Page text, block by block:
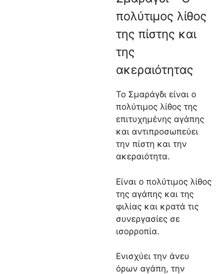
πολύτιμος λίθος
της πίστης και
της
ακεραιότητας
Το Σμαράγδι είναι ο
πολύτιμος λίθος της
επιτυχημένης αγάπης
και αντιπροσωπεύει
την πίστη και την
ακεραιότητα.
Είναι ο πολύτιμος λίθος
της αγάπης και της
φιλίας και κρατά τις
συνεργασίες σε
ισορροπία.
Ενισχύει την άνευ
όρων αγάπη, την